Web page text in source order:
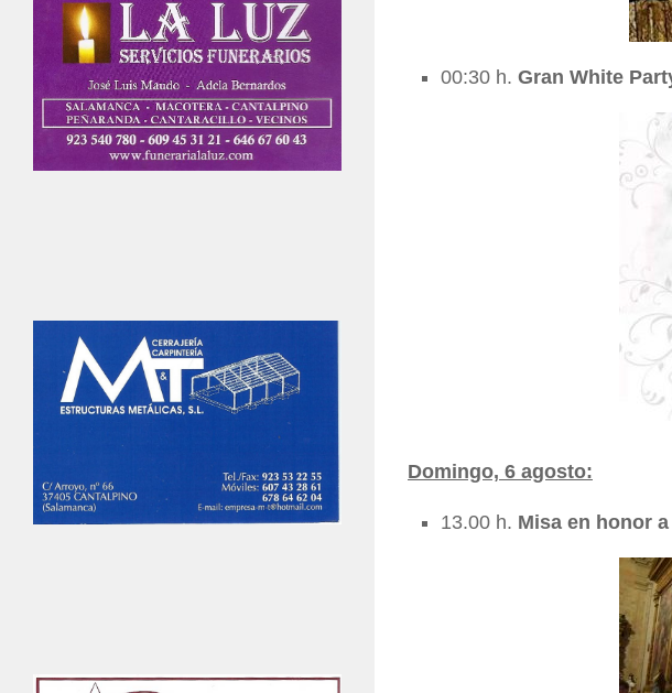
00:30 h. Gran White
Domingo, 6 agosto:
13.00 h. Misa en honor